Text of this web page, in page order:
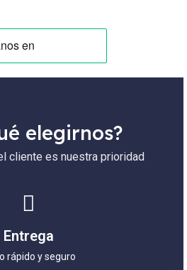
elegirnos?
cliente es nuestra prioridad
Entrega
rápido y seguro